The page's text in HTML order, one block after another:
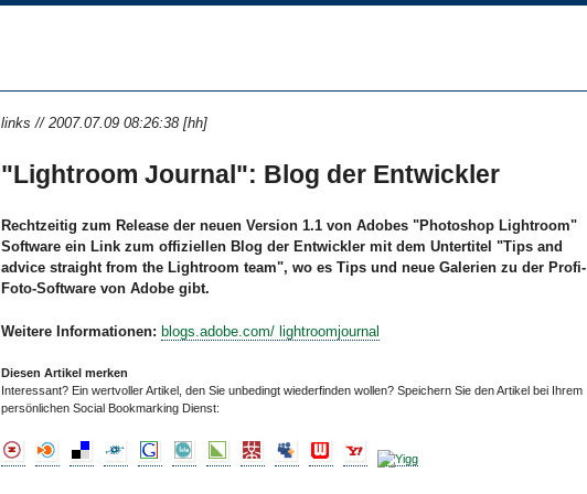
links // 2007.07.09 08:26:38 [hh]
"Lightroom Journal": Blog der Entwickler
Rechtzeitig zum Release der neuen Version 1.1 von Adobes "Photoshop Lightroom"
Software ein Link zum offiziellen Blog der Entwickler mit dem Untertitel "Tips and
advice straight from the Lightroom team", wo es Tips und neue Galerien zu der Profi-
Foto-Software von Adobe gibt.
Weitere Informationen: blogs.adobe.com/ lightroomjournal
Diesen Artikel merken
Interessant? Ein wertvoller Artikel, den Sie unbedingt wiederfinden wollen? Speichern Sie den Artikel bei Ihrem
persönlichen Social Bookmarking Dienst: